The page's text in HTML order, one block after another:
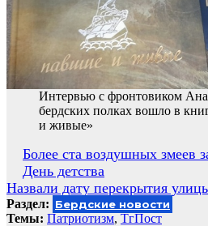
Интервью с фронтовиком
бердских полках вошло в
и живые»
Навигация
по
записям
Более ста воздушных змеев
День детства
Назвали дату перекрытия
Раздел: Бердские новости
Темы: Патриотизм, ТгПост